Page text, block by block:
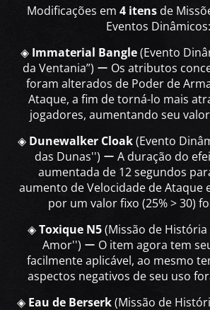
Modificações em 4 itensde
Eventos Dinâmicos:
◈ Immaterial Bangle(Evento
da Ventania”) ー Os atributos
foram alterados de Poder de
Ataque, a fim de torná-lo mais
jogadores, aumentando seu
◈ Dunewalker Cloak(Evento
das Dunas'') ー A duração do
aumentada de 12 segundos
aumento de Velocidade de Ataque
por um valor fixo (25% > 30)
◈Toxique N5(Missão de História
Amor'') ー O item agora tem
facilmente aplicável, ao mesmo
aspectos negativos de seu uso
◈ Eau de Berserk(Missão de